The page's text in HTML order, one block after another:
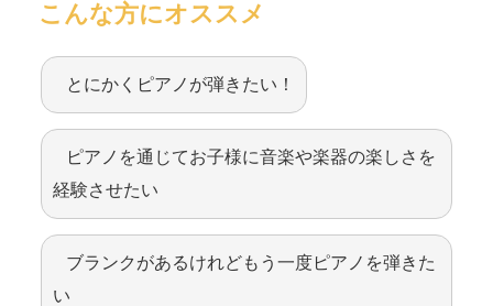
こんな方にオススメ
とにかくピアノが弾きたい！
ピアノを通じてお子様に音楽や楽器の楽しさを
経験させたい
ブランクがあるけれどもう一度ピアノを弾きた
い